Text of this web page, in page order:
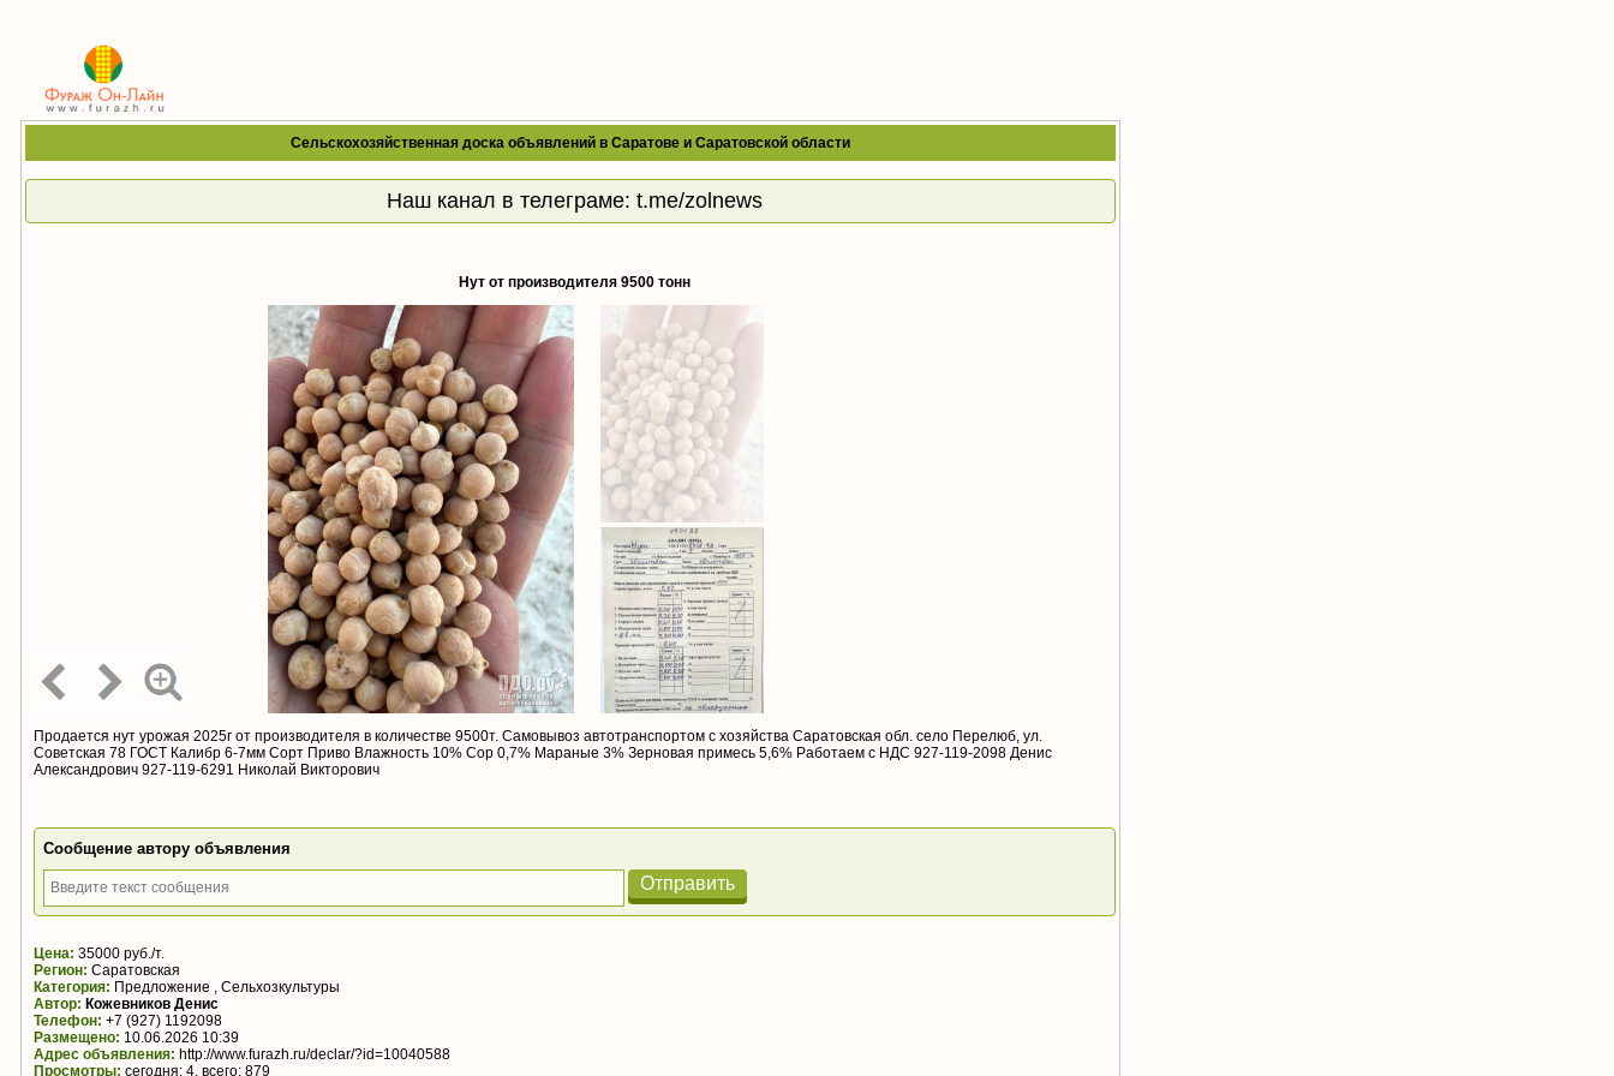
Сельскохозяйственная доска объявлений в Саратове и Саратовской области
Наш канал в телеграме: t.me/zolnews
Нут от производителя 9500 тонн
Продается нут урожая 2025г от производителя в количестве 9500т. Самовывоз автотранспортом с хозяйства Саратовская обл. село Перелюб, ул.
Советская 78 ГОСТ Калибр 6-7мм Сорт Приво Влажность 10% Сор 0,7% Мараные 3% Зерновая примесь 5,6% Работаем с НДС 927-119-2098 Денис
Александрович 927-119-6291 Николай Викторович
Сообщение автору объявления
Отправить
Цена: 35000 руб./т.
Регион: Саратовская
Категория: Предложение , Сельхозкультуры
Автор: Кожевников Денис
Телефон: +7 (927) 1192098
Размещено: 10.06.2026 10:39
Адрес объявления: http://www.furazh.ru/declar/?id=10040588
Просмотры: сегодня: 4, всего: 879